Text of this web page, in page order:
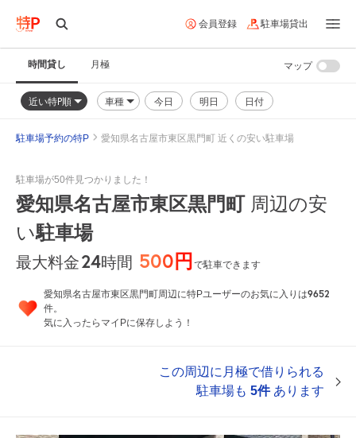
会員登録 駐車場貸出
時間貸し 月極
近い特P順 車種 今日 明日 日付
マップ
駐車場予約の特P 愛知県名古屋市東区黒門町 近くの安い駐車場
駐車場が50件見つかりました！
愛知県名古屋市東区黒門町周辺の安
い駐車場
最大料金24時間 500円で駐車できます
愛知県名古屋市東区黒門町周辺に特Pユーザーのお気に入りは9652
件。
気に入ったらマイPに保存しよう！
この周辺に月極で借りられる
駐車場も 5件あります